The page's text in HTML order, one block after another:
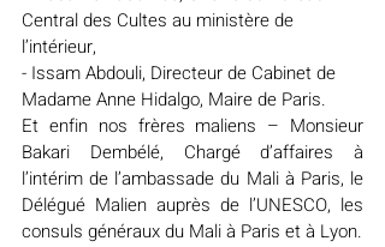
Central des Cultes au ministère de
l’intérieur,
- Issam Abdouli, Directeur de Cabinet de
Madame Anne Hidalgo, Maire de Paris.
Et enfin nos frères maliens – Monsieur
Bakari Dembélé, Chargé d’affaires à
l’intérim de l’ambassade du Mali à Paris, le
Délégué Malien auprès de l’UNESCO, les
consuls généraux du Mali à Paris et à Lyon.